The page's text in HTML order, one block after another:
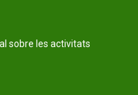
sobre les activitats